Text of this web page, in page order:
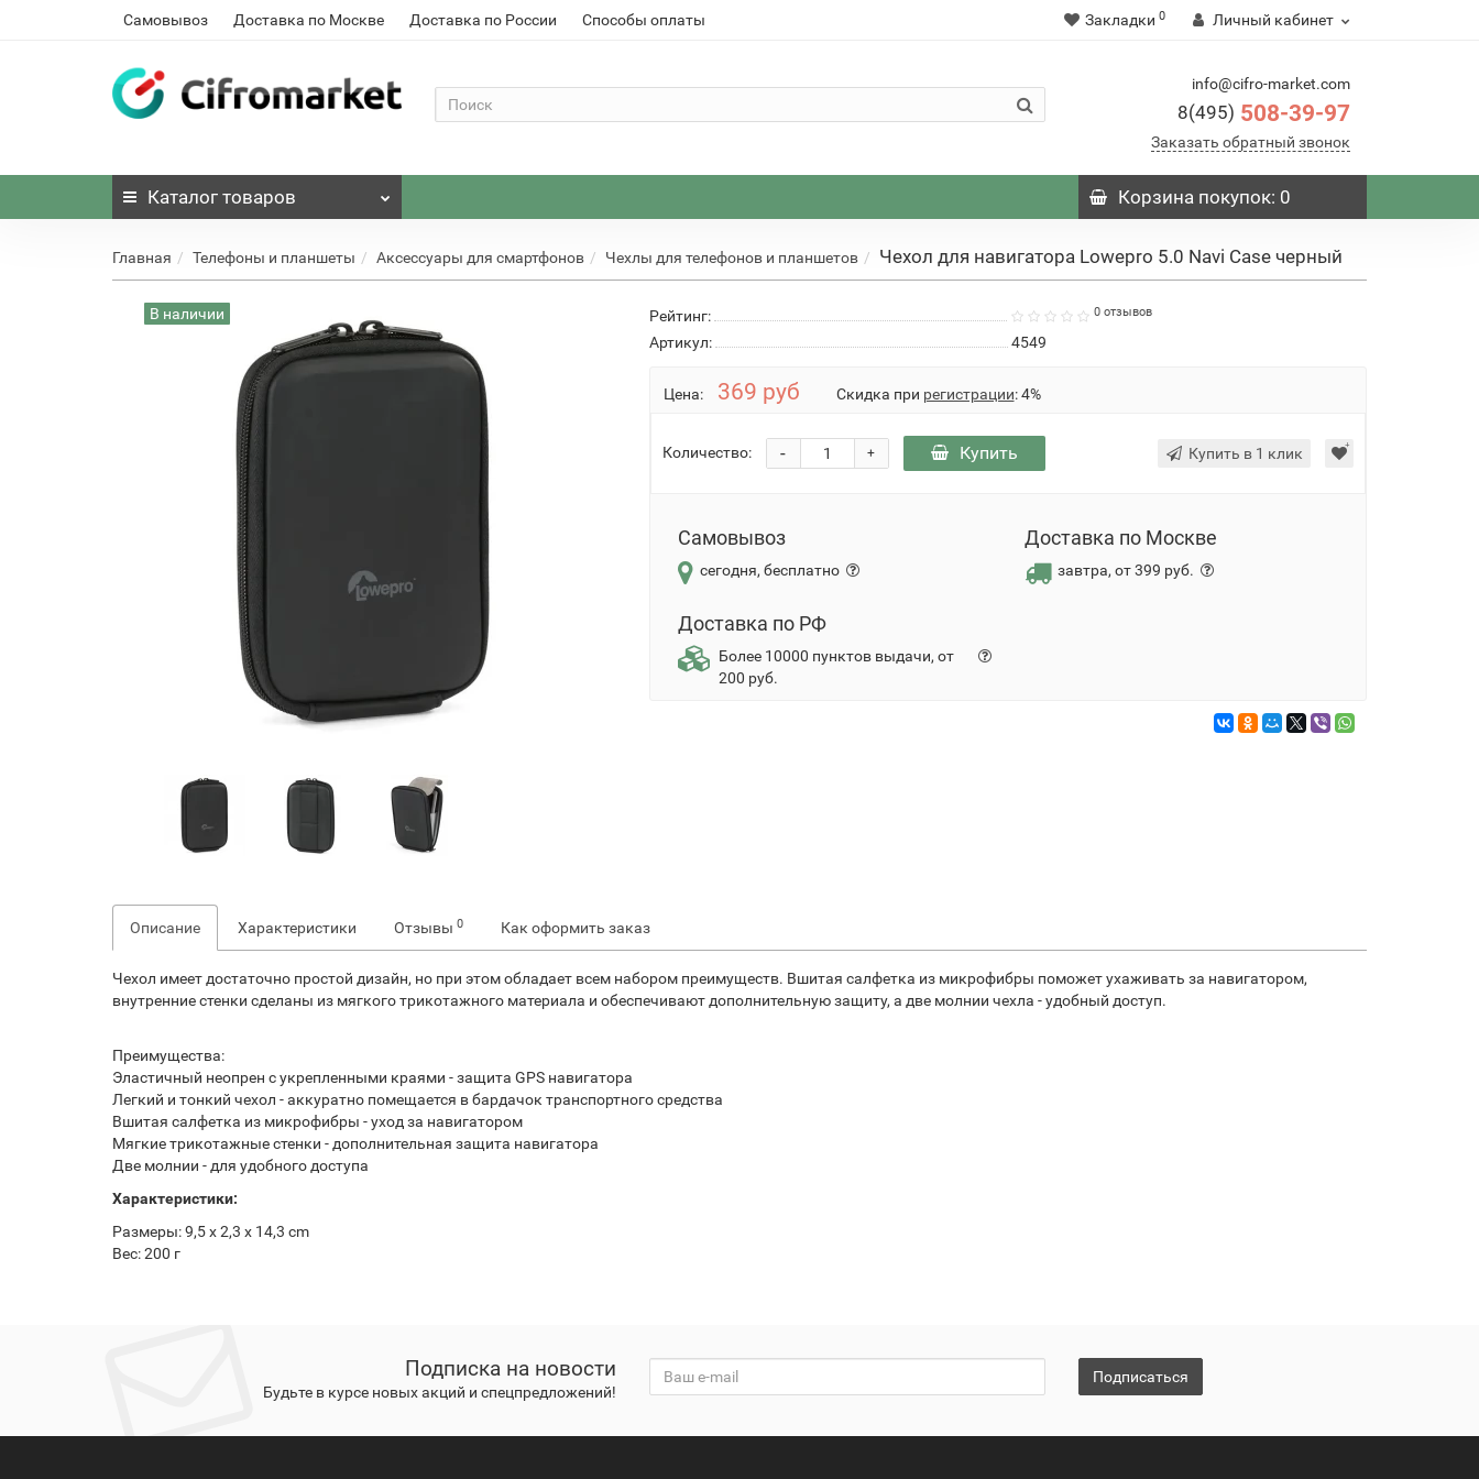
Самовывоз Доставка по Москве Доставка по России Способы оплаты Закладки 0 Личный кабинет
info@cifro-market.com
8(495) 508-39-97
Заказать обратный звонок
Каталог товаров Корзинапокупок: 0
Главная Телефоны и планшеты Аксессуары для смартфонов Чехлы для телефонов и планшетов Чехол для навигатора Lowepro 5.0 Navi Case черный
В наличии Рейтинг: 0 отзывов
Артикул: 4549
Цена: 369 руб Скидка при регистрации: 4%
Количество: +
- Купить Купить в 1 клик
Самовывоз
сегодня, бесплатно
Доставка по Москве
завтра, от 399 руб.
Доставка по РФ
Более 10000 пунктов выдачи, от
200 руб.
Описание Характеристики Отзывы 0 Как оформить заказ
Чехол имеет достаточно простой дизайн, но при этом обладает всем набором преимуществ. Вшитая салфетка из микрофибры поможет ухаживать за навигатором,
внутренние стенки сделаны из мягкого трикотажного материала и обеспечивают дополнительную защиту, а две молнии чехла - удобный доступ.
Преимущества:
Эластичный неопрен с укрепленными краями - защита GPS навигатора
Легкий и тонкий чехол - аккуратно помещается в бардачок транспортного средства
Вшитая салфетка из микрофибры - уход за навигатором
Мягкие трикотажные стенки - дополнительная защита навигатора
Две молнии - для удобного доступа
Характеристики:
Размеры: 9,5 x 2,3 x 14,3 cm
Вес: 200 г
Подписка на новости
Будьте в курсе новых акций и спецпредложений!
Подписаться